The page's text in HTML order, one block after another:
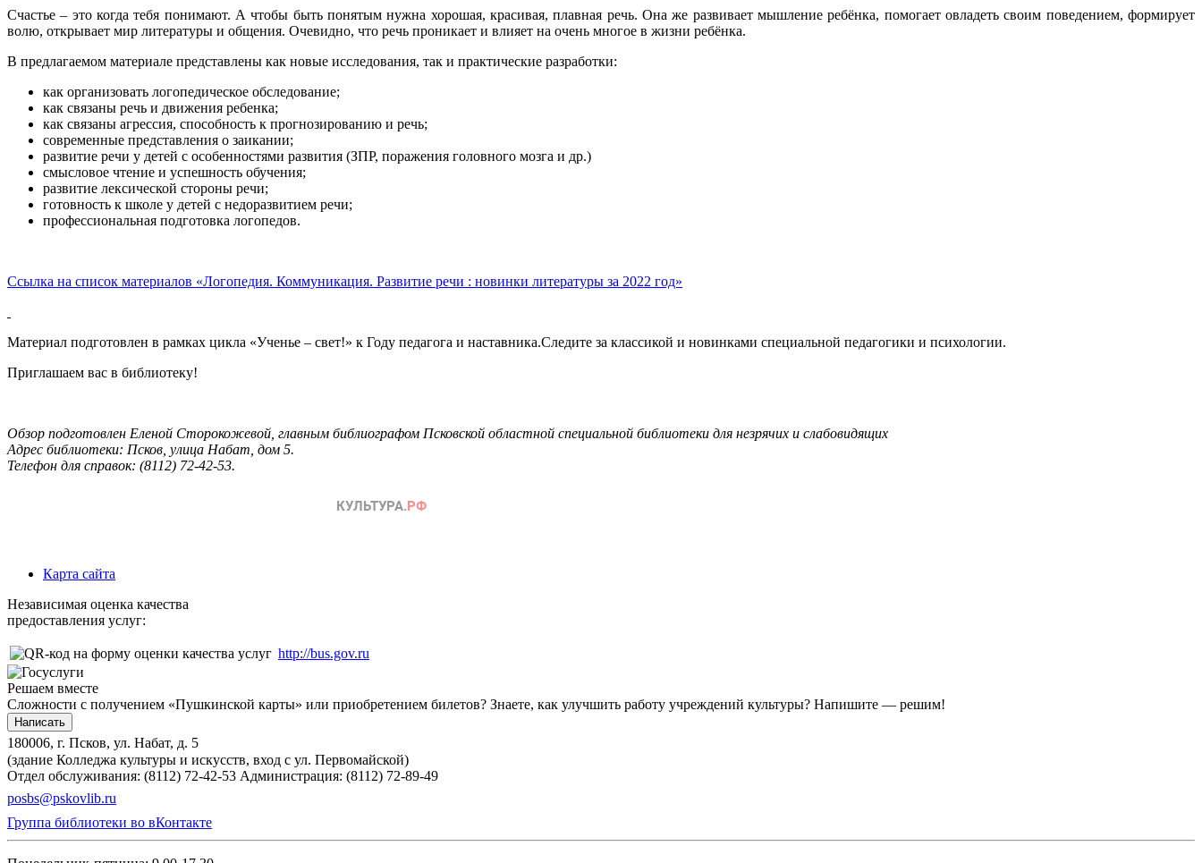
Счастье – это когда тебя понимают. А чтобы быть понятым нужна хорошая, красивая, плавная речь. Она же развивает мышление ребёнка, помогает овладеть своим поведением, формирует
волю, открывает мир литературы и общения. Очевидно, что речь проникает и влияет на очень многое в жизни ребёнка.
В предлагаемом материале представлены как новые исследования, так и практические разработки:
как организовать логопедическое обследование;
как связаны речь и движения ребенка;
как связаны агрессия, способность к прогнозированию и речь;
современные представления о заикании;
развитие речи у детей с особенностями развития (ЗПР, поражения головного мозга и др.)
смысловое чтение и успешность обучения;
развитие лексической стороны речи;
готовность к школе у детей с недоразвитием речи;
профессиональная подготовка логопедов.
Ссылка на список материалов «Логопедия. Коммуникация. Развитие речи : новинки литературы за 2022 год»
Материал подготовлен в рамках цикла «Ученье – свет!» к Году педагога и наставника.Следите за классикой и новинками специальной педагогики и психологии.
Приглашаем вас в библиотеку!
Обзор подготовлен Еленой Сторокожевой, главным библиографом Псковской областной специальной библиотеки для незрячих и слабовидящих
Адрес библиотеки: Псков, улица Набат, дом 5.
Телефон для справок: (8112) 72-42-53.
Карта сайта
Независимая оценка качества
предоставления услуг:
http://bus.gov.ru
Решаем вместе
Сложности с получением «Пушкинской карты» или приобретением билетов? Знаете, как улучшить работу учреждений культуры? Напишите — решим!
Написать
180006, г. Псков, ул. Набат, д. 5
(здание Колледжа культуры и искусств, вход с ул. Первомайской)
Отдел обслуживания: (8112) 72-42-53 Администрация: (8112) 72-89-49
posbs@pskovlib.ru
Группа библиотеки во вКонтакте